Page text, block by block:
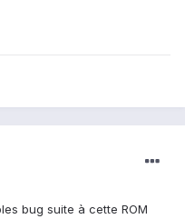
bug suite à cette ROM